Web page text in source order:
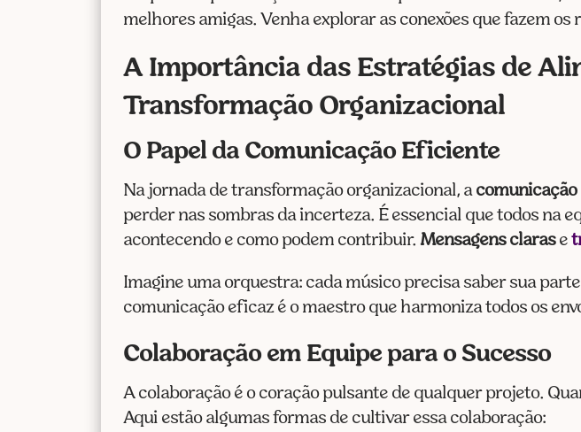
melhores amigas. Venha explorar as conexões que fazem
A Importância das Estratégias de
Transformação Organizacional
O Papel da Comunicação Eficiente
Na jornada de transformação organizacional, a comunicação
perder nas sombras da incerteza. É essencial que todos na
acontecendo e como podem contribuir.Mensagens clarase
Imagine uma orquestra: cada músico precisa saber sua
comunicação eficaz é o maestro que harmoniza todos os
Colaboração em Equipe para o Sucesso
A colaboração é o coração pulsante de qualquer projeto.
Aqui estão algumas formas de cultivar essa colaboração: